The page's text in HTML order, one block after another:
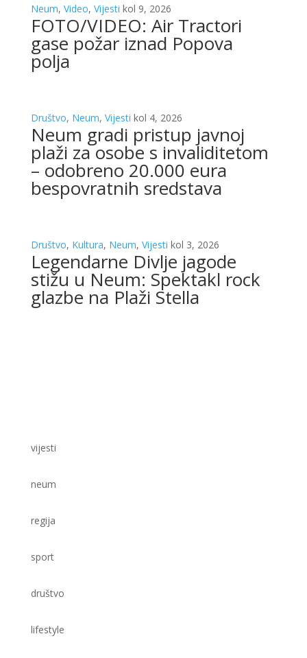
Neum, Video, Vijesti kol 9, 2026
FOTO/VIDEO: Air Tractori
gase požar iznad Popova
polja
Društvo, Neum, Vijesti kol 4, 2026
Neum gradi pristup javnoj
plaži za osobe s invaliditetom
– odobreno 20.000 eura
bespovratnih sredstava
Društvo, Kultura, Neum, Vijesti kol 3, 2026
Legendarne Divlje jagode
stižu u Neum: Spektakl rock
glazbe na Plaži Stella
vijesti
neum
regija
sport
društvo
lifestyle